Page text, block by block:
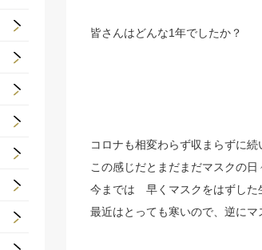
皆さんはどんな1年でしたか？
コロナも相変わらず収まらずに続
この感じだとまだまだマスクの日
今までは 早くマスクをはずし
最近はとっても寒いので、逆にマ